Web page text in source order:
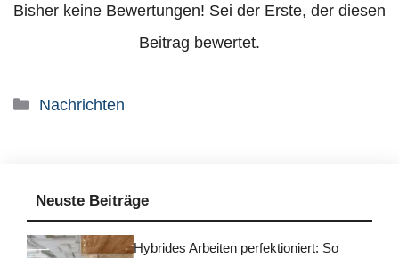
Bisher keine Bewertungen! Sei der Erste, der diesen
Beitrag bewertet.
Kategorien
Nachrichten
Neuste Beiträge
Hybrides Arbeiten perfektioniert: So